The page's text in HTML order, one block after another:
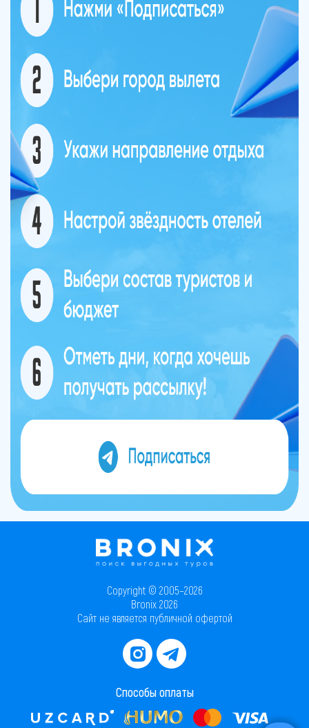
Copyright © 2005–2026
Bronix 2026
Сайт не является публичной офертой
Способы оплаты